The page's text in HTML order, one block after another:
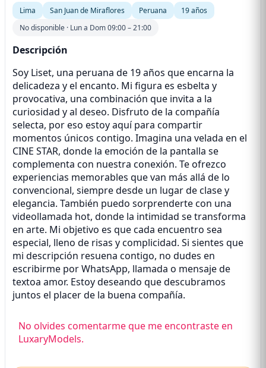
Lima San Juan de Miraflores Peruana
19 años
No disponible · Lun a Dom 09:00 – 21:00
Descripción
Soy Liset, una peruana de 19 años que encarna la
delicadeza y el encanto. Mi figura es esbelta y
provocativa, una combinación que invita a la
curiosidad y al deseo. Disfruto de la compañía
selecta, por eso estoy aquí para compartir
momentos únicos contigo. Imagina una velada en el
CINE STAR, donde la emoción de la pantalla se
complementa con nuestra conexión. Te ofrezco
experiencias memorables que van más allá de lo
convencional, siempre desde un lugar de clase y
elegancia. También puedo sorprenderte con una
videollamada hot, donde la intimidad se transforma
en arte. Mi objetivo es que cada encuentro sea
especial, lleno de risas y complicidad. Si sientes que
mi descripción resuena contigo, no dudes en
escribirme por WhatsApp, llamada o mensaje de
textoa amor. Estoy deseando que descubramos
juntos el placer de la buena compañía.
No olvides comentarme que me encontraste en
LuxaryModels.